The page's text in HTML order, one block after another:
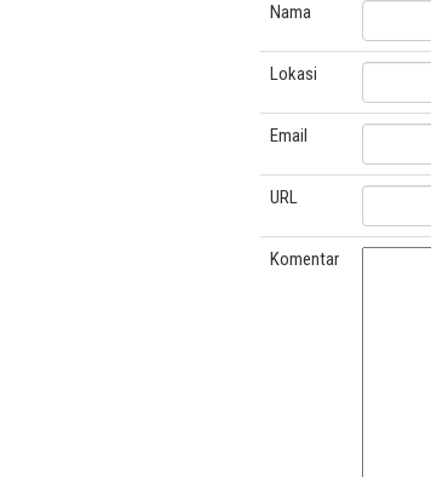
Nama
Lokasi
Email
URL
Komentar